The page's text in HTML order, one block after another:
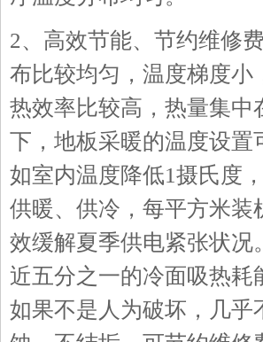
2、高效节能、节约维修
布比较均匀，温度梯度
热效率比较高，热量集
下，地板采暖的温度设置
如室内温度降低1摄氏度
供暖、供冷，每平方米装
效缓解夏季供电紧张状
近五分之一的冷面吸热
如果不是人为破坏，几乎